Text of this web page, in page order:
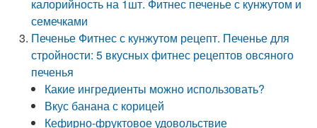
калорийность на 1шт. Фитнес печенье с кунжутом и
семечками
Печенье Фитнес с кунжутом рецепт. Печенье для
стройности: 5 вкусных фитнес рецептов овсяного
печенья
Какие ингредиенты можно использовать?
Вкус банана с корицей
Кефирно-фруктовое удовольствие